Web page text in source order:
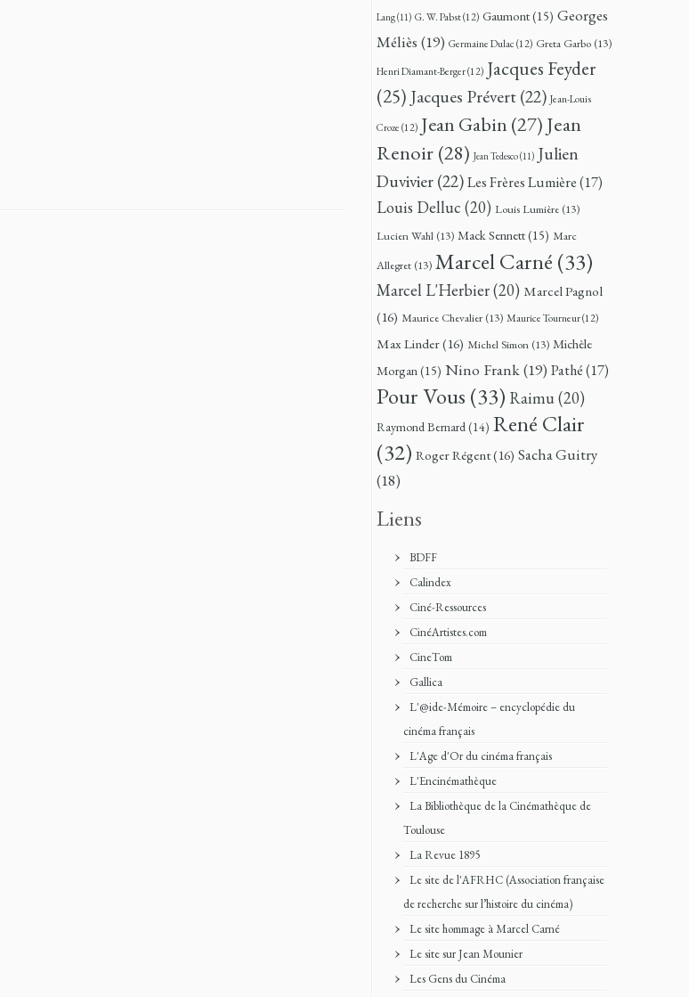
Lang(11) G. W. Pabst(12) Gaumont(15) Georges
Méliès (19) Germaine Dulac (12) Greta Garbo (13)
Henri Diamant-Berger(12) Jacques Feyder
(25) Jacques Prévert(22) Jean-Louis
Croze (12) Jean Gabin (27) Jean
Renoir (28) Jean Tedesco(11) Julien
Duvivier(22)Les Frères Lumière(17)
Louis Delluc (20) Louis Lumière (13)
Lucien Wahl (13) Mack Sennett(15) Marc
Allegret (13) Marcel Carné (33)
Marcel L'Herbier(20) Marcel Pagnol
(16) Maurice Chevalier (13) Maurice Tourneur(12)
Max Linder(16) Michel Simon (13) Michèle
Morgan(15) Nino Frank(19) Pathé(17)
Pour Vous (33) Raimu(20)
Raymond Bernard(14) René Clair
(32) Roger Régent(16) Sacha Guitry
(18)
Liens
BDFF
Calindex
Ciné-Ressources
CinéArtistes.com
CineTom
Gallica
L'@ide-Mémoire – encyclopédie du
cinéma français
L'Age d'Or du cinéma français
L'Encinémathèque
La Bibliothèque de la Cinémathèque de
Toulouse
La Revue 1895
Le site de l'AFRHC (Association française
de recherche sur l’histoire du cinéma)
Le site hommage à Marcel Carné
Le site sur Jean Mounier
Les Gens du Cinéma